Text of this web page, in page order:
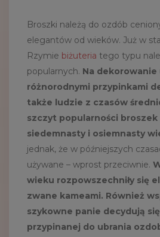
Broszki należą do ozdób
elegantów od wieków. Już w
Rzymie biżuteria tego typu
popularnych. Na dekorowanie
różnorodnymi przypinkami
także ludzie z czasów
szczyt popularności broszek
siedemnasty i osiemnasty
jednak, że w późniejszych
używane – wprost przeciwnie.
wieku rozpowszechniły się
zwane kameami. Również
szykowne panie decydują
przypinanej do ubrania